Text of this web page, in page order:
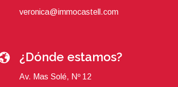
veronica@immocastell.com
¿Dónde estamos?
Av. Mas Solé, Nº 12